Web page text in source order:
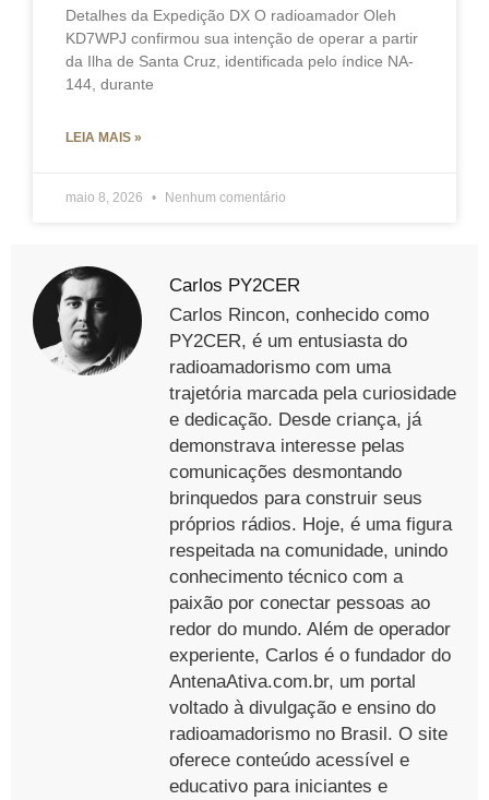
Detalhes da Expedição DX O radioamador Oleh
KD7WPJ confirmou sua intenção de operar a partir
da Ilha de Santa Cruz, identificada pelo índice NA-
144, durante
LEIA MAIS »
maio 8, 2026 Nenhum comentário
Carlos PY2CER
Carlos Rincon, conhecido como
PY2CER, é um entusiasta do
radioamadorismo com uma
trajetória marcada pela curiosidade
e dedicação. Desde criança, já
demonstrava interesse pelas
comunicações desmontando
brinquedos para construir seus
próprios rádios. Hoje, é uma figura
respeitada na comunidade, unindo
conhecimento técnico com a
paixão por conectar pessoas ao
redor do mundo. Além de operador
experiente, Carlos é o fundador do
AntenaAtiva.com.br, um portal
voltado à divulgação e ensino do
radioamadorismo no Brasil. O site
oferece conteúdo acessível e
educativo para iniciantes e